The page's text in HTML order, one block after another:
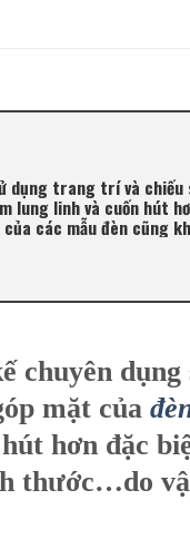
dụng trang trí và
lung linh và cuốn hút
các mẫu đèn cũng
chuyên
mặt của
hơn đặc
thước…do